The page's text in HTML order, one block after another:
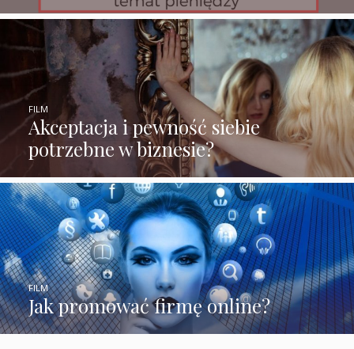
Akceptacja i pewność siebie
potrzebne w biznesie?
FILM
Jak promować firmę online?
FILM